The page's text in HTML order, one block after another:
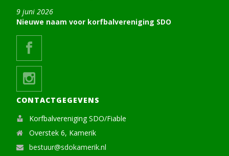
Nieuwe naam voor korfbalvereniging SDO
9 juni 2026
CONTACTGEGEVENS
Korfbalvereniging SDO/Fiable
Overstek 6, Kamerik
bestuur@sdokamerik.nl